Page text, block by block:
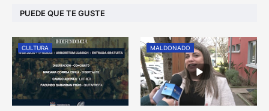
PUEDE QUE TE GUSTE
CULTURA MALDONADO